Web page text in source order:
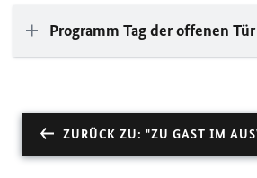
Programm Tag der offenen Tür
ZURÜCK ZU: "ZU GAST IM